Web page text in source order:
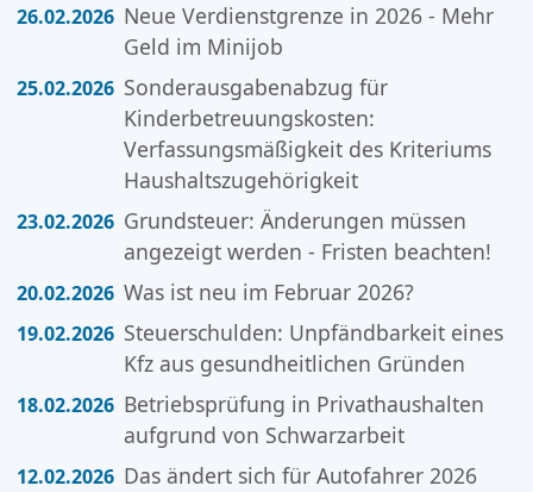
26.02.2026 Neue Verdienstgrenze in 2026 - Mehr
Geld im Minijob
25.02.2026 Sonderausgabenabzug für
Kinderbetreuungskosten:
Verfassungsmäßigkeit des Kriteriums
Haushaltszugehörigkeit
23.02.2026 Grundsteuer: Änderungen müssen
angezeigt werden - Fristen beachten!
20.02.2026 Was ist neu im Februar 2026?
19.02.2026 Steuerschulden: Unpfändbarkeit eines
Kfz aus gesundheitlichen Gründen
18.02.2026 Betriebsprüfung in Privathaushalten
aufgrund von Schwarzarbeit
12.02.2026 Das ändert sich für Autofahrer 2026